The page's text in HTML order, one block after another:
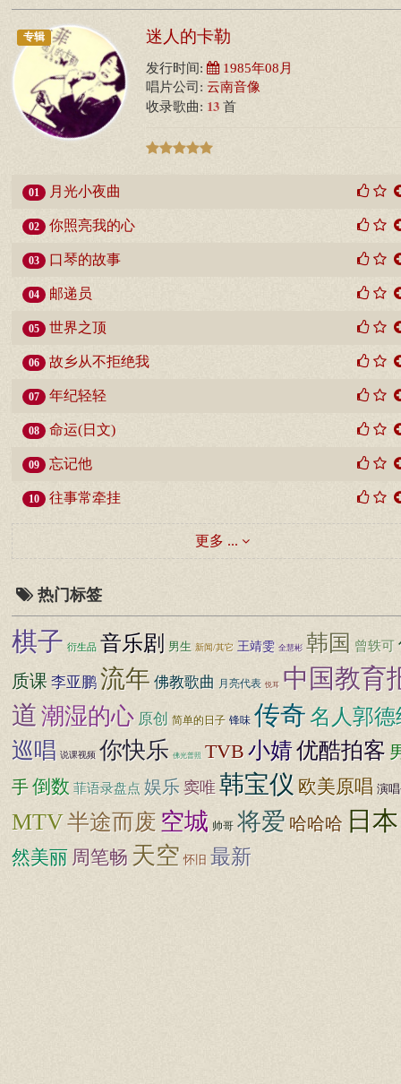
专辑 迷人的卡勒
发行时间: 1985年08月
唱片公司: 云南音像
收录歌曲: 13 首
01 月光小夜曲
02 你照亮我的心
03 口琴的故事
04 邮递员
05 世界之顶
06 故乡从不拒绝我
07 年纪轻轻
08 命运(日文)
09 忘记他
10 往事常牵挂
更多 ...
热门标签
棋子 衍生品 音乐剧 男生 新闻/其它 王靖雯 全慧彬 韩国 曾轶可
质课 李亚鹏 流年 佛教歌曲 月亮代表 悦耳 中国教育
道潮湿的心 原创 简单的日子 锋味 传奇名人郭德
巡唱 说课视频 你快乐 佛光普照 TVB小婧优酷拍客
手倒数 菲语录盘点 娱乐 窦唯 韩宝仪 欧美原唱 演
MTV半途而废 空城 帅哥 将爱 哈哈哈 日本
然美丽 周笔畅 天空 怀旧 最新